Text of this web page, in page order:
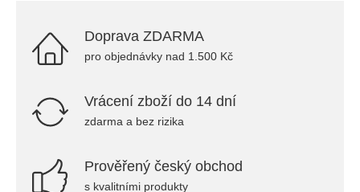
Doprava ZDARMA
pro objednávky nad 1.500 Kč
Vrácení zboží do 14 dní
zdarma a bez rizika
Prověřený český obchod
s kvalitními produkty